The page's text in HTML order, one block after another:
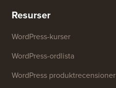
Resurser
WordPress-kurser
WordPress-ordlista
WordPress produktrecensioner